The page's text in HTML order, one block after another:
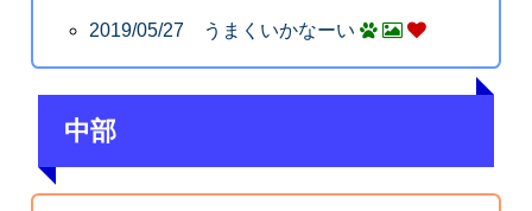
2019/05/27 うまくいかなーい
中部